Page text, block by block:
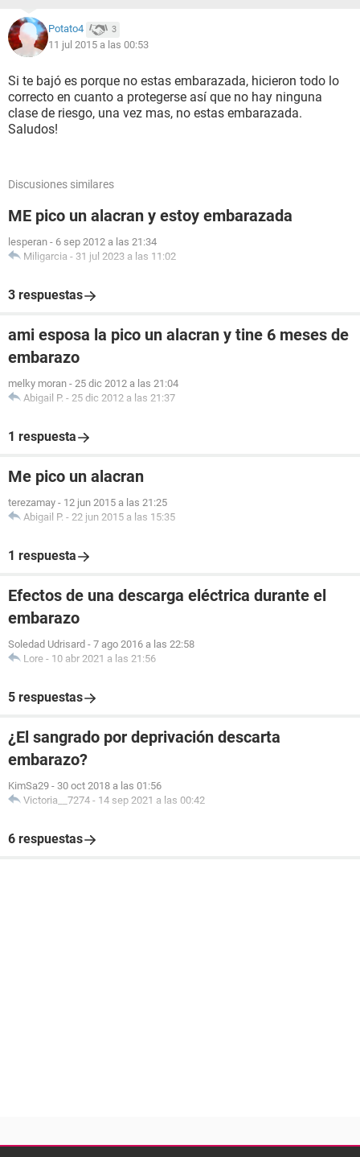
Potato4 3
11 jul 2015 a las 00:53
Si te bajó es porque no estas embarazada, hicieron todo lo
correcto en cuanto a protegerse así que no hay ninguna
clase de riesgo, una vez mas, no estas embarazada.
Saludos!
Discusiones similares
ME pico un alacran y estoy embarazada
lesperan - 6 sep 2012 a las 21:34
Miligarcia - 31 jul 2023 a las 11:02
3 respuestas
ami esposa la pico un alacran y tine 6 meses de
embarazo
melky moran - 25 dic 2012 a las 21:04
Abigail P. - 25 dic 2012 a las 21:37
1 respuesta
Me pico un alacran
terezamay - 12 jun 2015 a las 21:25
Abigail P. - 22 jun 2015 a las 15:35
1 respuesta
Efectos de una descarga eléctrica durante el
embarazo
Soledad Udrisard - 7 ago 2016 a las 22:58
Lore - 10 abr 2021 a las 21:56
5 respuestas
¿El sangrado por deprivación descarta
embarazo?
KimSa29 - 30 oct 2018 a las 01:56
Victoria__7274 - 14 sep 2021 a las 00:42
6 respuestas